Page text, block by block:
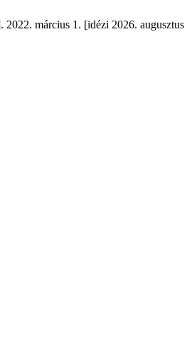
március 1. [idézi 2026.